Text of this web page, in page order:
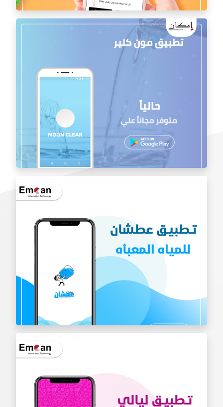
تطبيق مقهى اسباليون
تطبيق مون كلير